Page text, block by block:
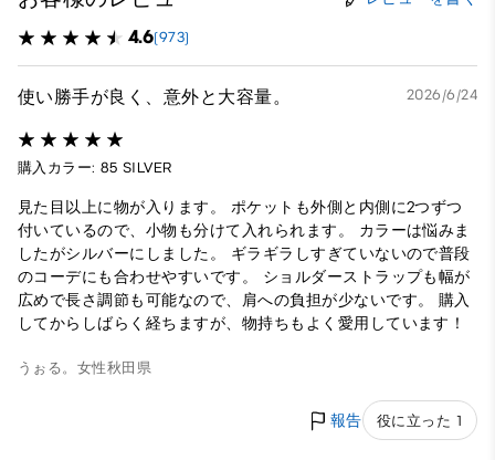
4.6(973)
使い勝手が良く、意外と大容量。 2026/6/24
購入カラー: 85 SILVER
見た目以上に物が入ります。 ポケットも外側と内側に2つずつ
付いているので、小物も分けて入れられます。 カラーは悩みま
したがシルバーにしました。 ギラギラしすぎていないので普段
のコーデにも合わせやすいです。 ショルダーストラップも幅が
広めで長さ調節も可能なので、肩への負担が少ないです。 購入
してからしばらく経ちますが、物持ちもよく愛用しています！
うぉる。 女性秋田県
報告 役に立った 1